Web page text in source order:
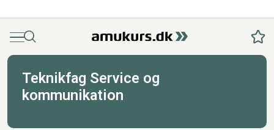
MenuSøg
Teknikfag Service og
kommunikation